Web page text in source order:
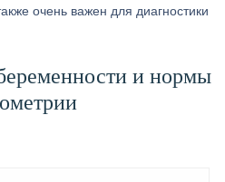
очень важен для диагностики
и нормы